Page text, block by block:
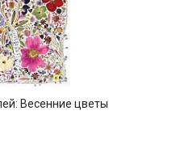
Весенние цветы